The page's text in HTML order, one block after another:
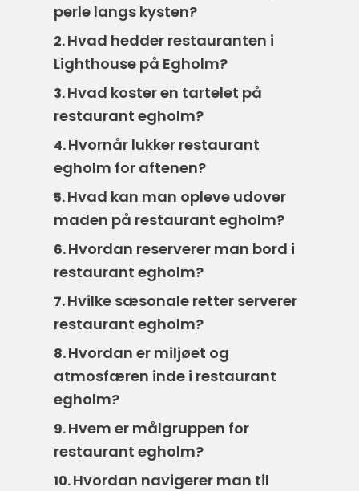
perle langs kysten?
2.Hvad hedder restauranten i
Lighthouse på Egholm?
3.Hvad koster en tartelet på
restaurant egholm?
4.Hvornår lukker restaurant
egholm for aftenen?
5.Hvad kan man opleve udover
maden på restaurant egholm?
6.Hvordan reserverer man bord i
restaurant egholm?
7.Hvilke sæsonale retter serverer
restaurant egholm?
8.Hvordan er miljøet og
atmosfæren inde i restaurant
egholm?
9.Hvem er målgruppen for
restaurant egholm?
10.Hvordan navigerer man til